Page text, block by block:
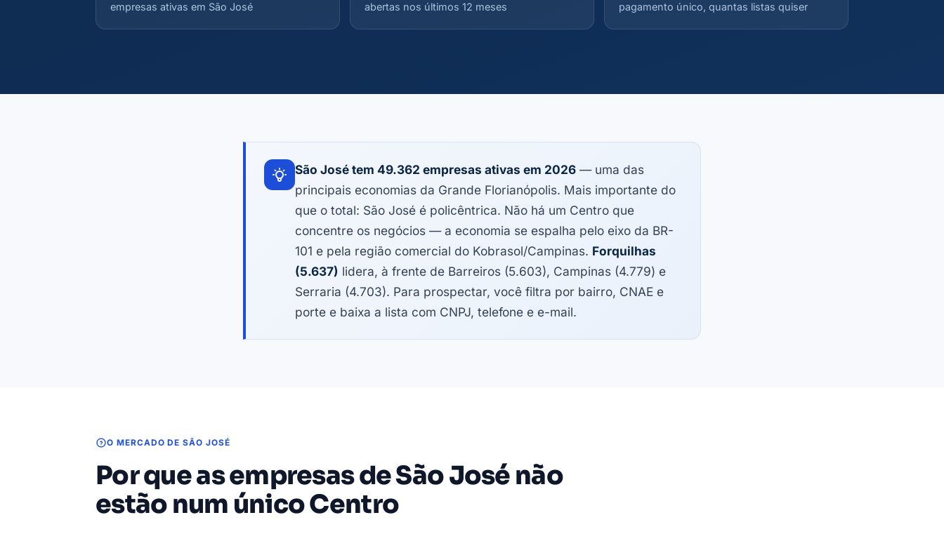
empresas ativas em São José abertas nos últimos 12 meses pagamento único, quantas listas quiser
São José tem 49.362 empresas ativas em 2026 — uma das
principais economias da Grande Florianópolis. Mais importante do
que o total: São José é policêntrica. Não há um Centro que
concentre os negócios — a economia se espalha pelo eixo da BR-
101 e pela região comercial do Kobrasol/Campinas. Forquilhas
(5.637) lidera, à frente de Barreiros (5.603), Campinas (4.779) e
Serraria (4.703). Para prospectar, você filtra por bairro, CNAE e
porte e baixa a lista com CNPJ, telefone e e-mail.
O MERCADO DE SÃO JOSÉ
Por que as empresas de São José não
estão num único Centro